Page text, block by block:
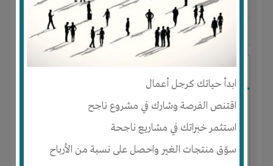
ابدأ حياتك كرجل أعمال
اقتنص الفرصة وشارك في مشروع ناجح
استثمر خبراتك في مشاريع ناجحة
سوّق منتجات الغير واحصل على نسبة من الأرباح
المكان :مصر -القاهرة -المقطم
آخر ظهور: : منذ 3 اشهر
ابو محمد